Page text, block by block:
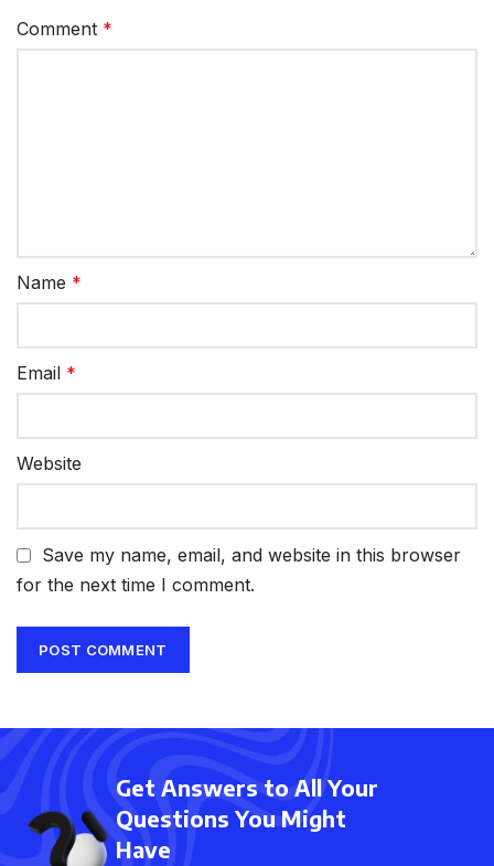
Comment *
Name *
Email *
Website
Save my name, email, and website in this browser
for the next time I comment.
Get Answers to All Your
Questions You Might
Have